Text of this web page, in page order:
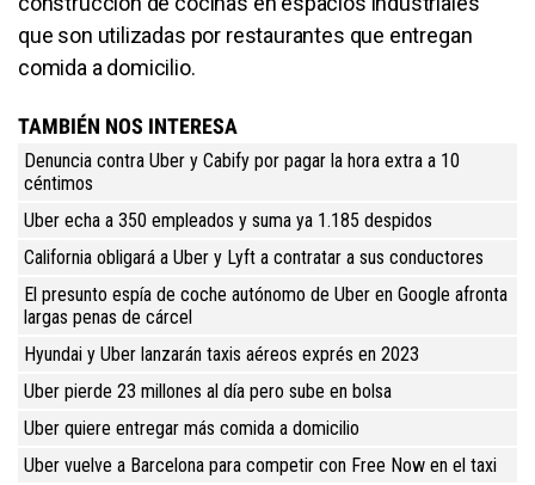
que son utilizadas por restaurantes que entregan
comida a domicilio.
TAMBIÉN NOS INTERESA
Denuncia contra Uber y Cabify por pagar la hora extra a 10
céntimos
Uber echa a 350 empleados y suma ya 1.185 despidos
California obligará a Uber y Lyft a contratar a sus conductores
El presunto espía de coche autónomo de Uber en Google afronta
largas penas de cárcel
Hyundai y Uber lanzarán taxis aéreos exprés en 2023
Uber pierde 23 millones al día pero sube en bolsa
Uber quiere entregar más comida a domicilio
Uber vuelve a Barcelona para competir con Free Now en el taxi